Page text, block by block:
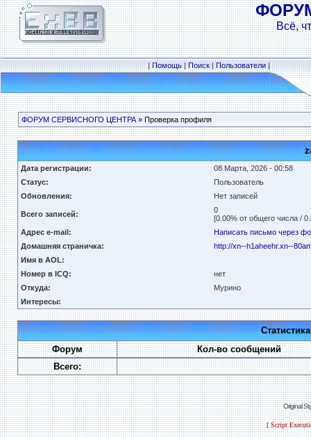
Всё,
|Помощь|Поиск|Пользователи|
ФОРУМ СЕРВИСНОГО ЦЕНТРА» Проверка профиля
Дата регистрации:
08 Марта, 2026 - 00:58
Статус:
Пользователь
Обновления:
Нет записей
Всего записей:
0
[0.00% от общего числа /
Адрес e-mail:
Написать письмо через
Домашняя страничка:
http://xn--h1aheehr.xn--
Имя в AOL:
Номер в ICQ:
нет
Откуда:
Мурино
Интересы:
Форум
Кол-во сообщений
Всего:
Original
[ Script